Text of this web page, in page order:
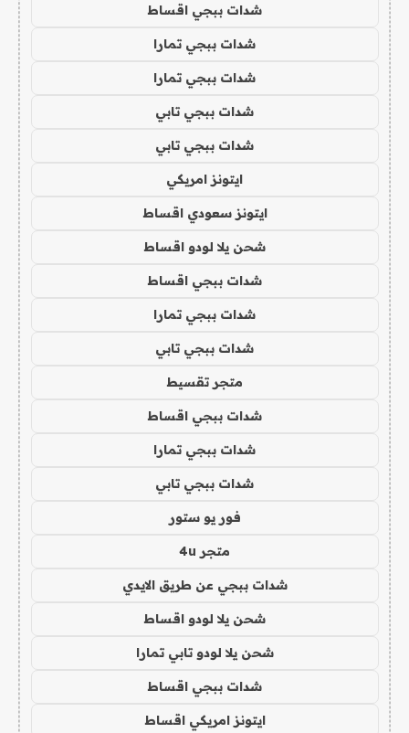
شدات ببجي اقساط
شدات ببجي تمارا
شدات ببجي تمارا
شدات ببجي تابي
شدات ببجي تابي
ايتونز امريكي
ايتونز سعودي اقساط
شحن يلا لودو اقساط
شدات ببجي اقساط
شدات ببجي تمارا
شدات ببجي تابي
متجر تقسيط
شدات ببجي اقساط
شدات ببجي تمارا
شدات ببجي تابي
فور يو ستور
متجر 4u
شدات ببجي عن طريق الايدي
شحن يلا لودو اقساط
شحن يلا لودو تابي تمارا
شدات ببجي اقساط
ايتونز امريكي اقساط